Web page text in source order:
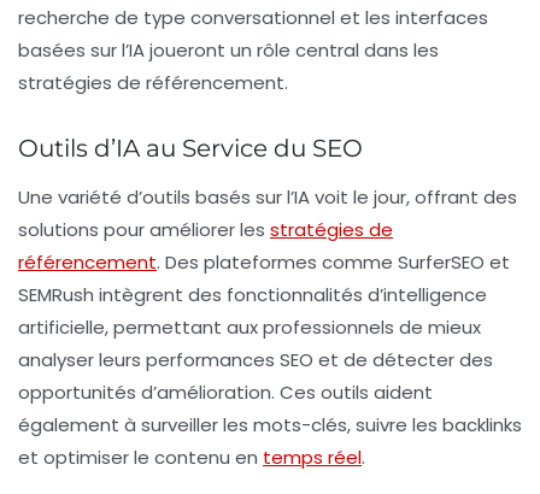
recherche de type conversationnel et les interfaces
basées sur l’IA joueront un rôle central dans les
stratégies de référencement.
Outils d’IA au Service du SEO
Une variété d’outils basés sur l’IA voit le jour, offrant des
solutions pour améliorer les stratégies de
référencement. Des plateformes comme SurferSEO et
SEMRush intègrent des fonctionnalités d’intelligence
artificielle, permettant aux professionnels de mieux
analyser leurs performances SEO et de détecter des
opportunités d’amélioration. Ces outils aident
également à surveiller les mots-clés, suivre les backlinks
et optimiser le contenu en temps réel.